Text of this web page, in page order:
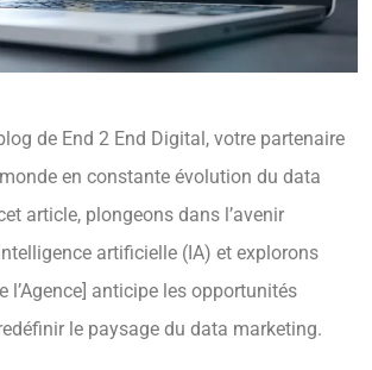
de End 2 End Digital, votre partenaire
en constante évolution du data
article, plongeons dans l’avenir
artificielle (IA) et explorons
l’Agence] anticipe les opportunités
le paysage du data marketing.